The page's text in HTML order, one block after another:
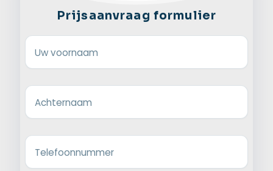
Prijsaanvraag formulier
Uw voornaam
Achternaam
Telefoonnummer